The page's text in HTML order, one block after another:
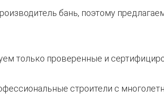
бань, поэтому
только проверенные и
строители с